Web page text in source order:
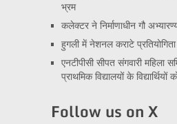
भ्रम
कलेक्टर ने निर्माणाधीन गौ
हुगली में नेशनल कराटे
एनटीपीसी सीपत संगवारी महिला
प्राथमिक विद्यालयों के विद्यार्थियों
Follow us on X